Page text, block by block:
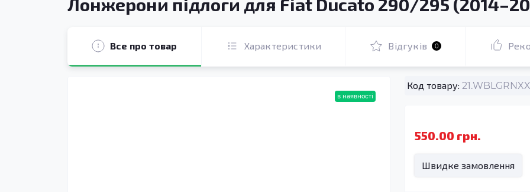
Все про товар Характеристики Відгуків 0
в наявності
Код товару:
550.00 грн.
Швидке замовлення